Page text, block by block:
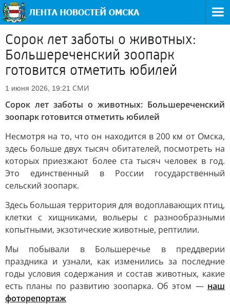
Сорок лет заботы о животных:
Большереченский зоопарк
готовится отметить юбилей
1 июня 2026, 19:21 СМИ
Сорок лет заботы о животных: Большереченский
зоопарк готовится отметить юбилей
Несмотря на то, что он находится в 200 км от Омска,
здесь больше двух тысяч обитателей, посмотреть на
которых приезжают более ста тысяч человек в год.
Это единственный в России государственный
сельский зоопарк.
Здесь большая территория для водоплавающих птиц,
клетки с хищниками, вольеры с разнообразными
копытными, экзотические животные, рептилии.
Мы побывали в Большеречье в преддверии
праздника и узнали, как изменились за последние
годы условия содержания и состав животных, какие
есть планы по развитию зоопарка. Об этом — наш
фоторепортаж